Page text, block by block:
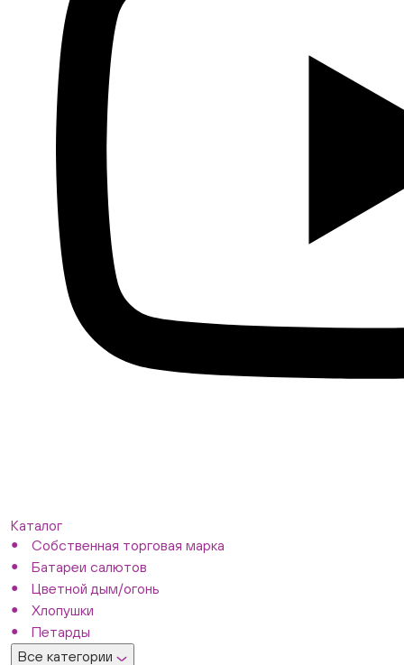
Каталог
Собственная торговая марка
Батареи салютов
Цветной дым/огонь
Хлопушки
Петарды
Все категории